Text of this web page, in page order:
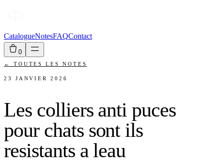
CatalogueNotesFAQContact
0
← TOUTES LES NOTES
23 JANVIER 2026
Les colliers anti puces
pour chats sont ils
resistants a leau